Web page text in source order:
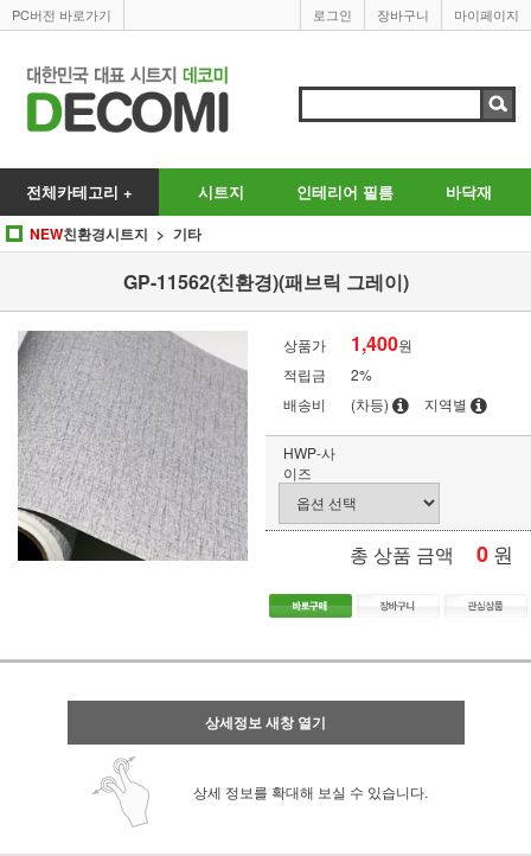
PC버전 바로가기 마이페이지
장바구니
로그인
전체카테고리 + 시트지 인테리어 필름 바닥재
NEW친환경시트지 기타
GP-11562(친환경)(패브릭 그레이)
상품가 1,400원
적립금
2%
배송비
(차등) 지역별
HWP-사
이즈
총 상품 금액 0 원
상세정보 새창 열기
상세 정보를 확대해 보실 수 있습니다.